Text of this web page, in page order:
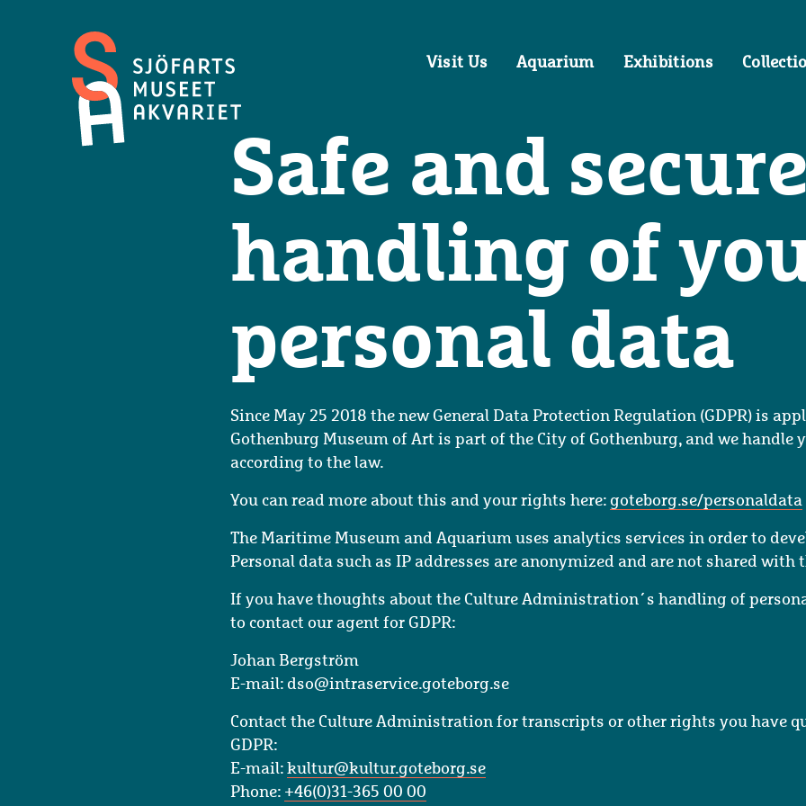
Maritime
Museum
Visit Us Aquarium Exhibitions
Safe and secure
handling of
personal data
Since May 25 2018 the new General Data Protection Regulation (GDPR) is
Gothenburg Museum of Art is part of the City of Gothenburg, and we handle
according to the law.
You can read more about this and your rights here:goteborg.se/personaldata
The Maritime Museum and Aquarium uses analytics services in order to
Personal data such as IP addresses are anonymized and are not shared
If you have thoughts about the Culture Administration´s handling of
to contact our agent for GDPR:
Johan Bergström
E-mail: dso@intraservice.goteborg.se
Contact the Culture Administration for transcripts or other rights you have
GDPR:
E-mail:kultur@kultur.goteborg.se
Phone: +46(0)31-365 00 00